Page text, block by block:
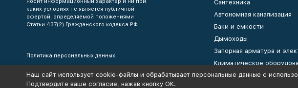
каких условиях не является публичной
офертой, определяемой положениями
Статьи 437(2) Гражданского кодекса РФ.
Политика персональных данных
Сантехника
Автономная канализация
Баки и емкости
Дымоходы
Запорная арматура и
Климатическое
Коллекторы и
Наш сайт использует cookie-файлы и обрабатывает персональные данные с
Подтвердите ваше согласие, нажав кнопку ОК.